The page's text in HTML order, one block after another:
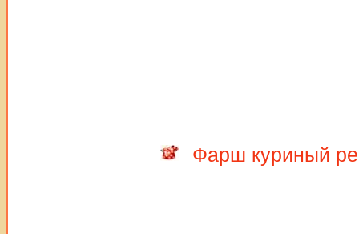
Фарш куриный